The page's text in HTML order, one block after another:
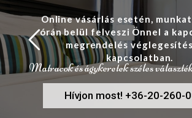
Matracok és ágykeretek széles
Online vásárlás esetén,
órán belül felveszi Önnel a
megrendelés
kapcsolatban.
Hívjon most! +36-20-260-